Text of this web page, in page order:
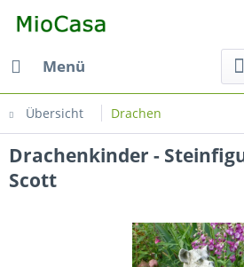
Menü
Übersicht Drachen
Drachenkinder -
Scott